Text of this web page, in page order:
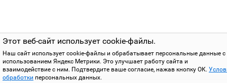
Этот веб-сайт использует cookie-файлы.
Наш сайт использует cookie-файлы и обрабатывает персональные данные с
использованием Яндекс Метрики. Это улучшает работу сайта и
взаимодействие с ним. Подтвердите ваше согласие, нажав кнопку ОК.
обработки персональных данных.